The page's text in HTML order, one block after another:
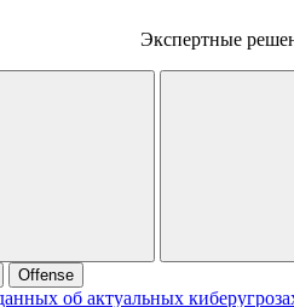
Экспертные
Offense
об актуальных